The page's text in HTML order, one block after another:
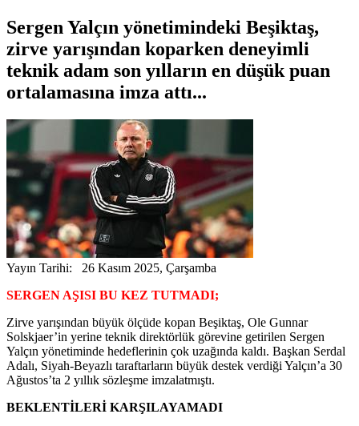
Sergen Yalçın yönetimindeki Beşiktaş,
zirve yarışından koparken deneyimli
teknik adam son yılların en düşük puan
ortalamasına imza attı...
Yayın Tarihi: 26 Kasım 2025, Çarşamba
SERGEN AŞISI BU KEZ TUTMADI;
Zirve yarışından büyük ölçüde kopan Beşiktaş, Ole Gunnar
Solskjaer’in yerine teknik direktörlük görevine getirilen Sergen
Yalçın yönetiminde hedeflerinin çok uzağında kaldı. Başkan Serdal
Adalı, Siyah-Beyazlı taraftarların büyük destek verdiği Yalçın’a 30
Ağustos’ta 2 yıllık sözleşme imzalatmıştı.
BEKLENTİLERİ KARŞILAYAMADI